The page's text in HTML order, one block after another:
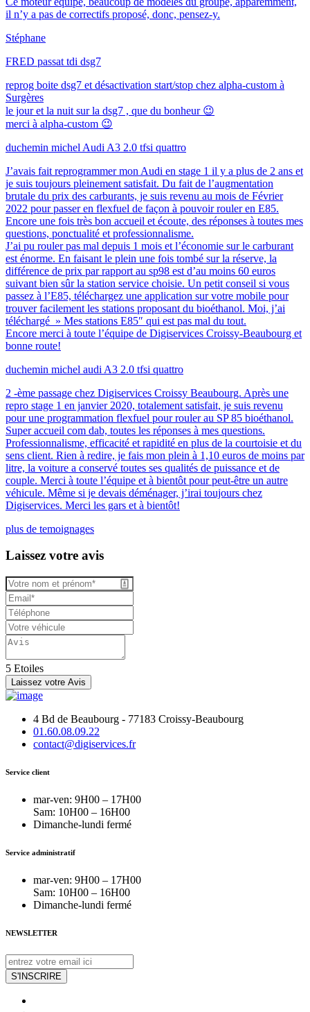
il n’y a pas de correctifs proposé, donc, pensez-y.
Stéphane
FRED passat tdi dsg7
reprog boite dsg7 et désactivation start/stop chez alpha-custom à
Surgères
le jour et la nuit sur la dsg7 , que du bonheur 😉
merci à alpha-custom 😉
duchemin michel Audi A3 2.0 tfsi quattro
J’avais fait reprogrammer mon Audi en stage 1 il y a plus de 2 ans et
je suis toujours pleinement satisfait. Du fait de l’augmentation
brutale du prix des carburants, je suis revenu au mois de Février
2022 pour passer en flexfuel de façon à pouvoir rouler en E85.
Encore une fois très bon accueil et écoute, des réponses à toutes mes
questions, ponctualité et professionnalisme.
J’ai pu rouler pas mal depuis 1 mois et l’économie sur le carburant
est énorme. En faisant le plein une fois tombé sur la réserve, la
différence de prix par rapport au sp98 est d’au moins 60 euros
suivant bien sûr la station service choisie. Un petit conseil si vous
passez à l’E85, téléchargez une application sur votre mobile pour
trouver facilement les stations proposant du bioéthanol. Moi, j’ai
téléchargé » Mes stations E85″ qui est pas mal du tout.
Encore merci à toute l’équipe de Digiservices Croissy-Beaubourg et
bonne route!
duchemin michel audi A3 2.0 tfsi quattro
2 -ème passage chez Digiservices Croissy Beaubourg. Après une
repro stage 1 en janvier 2020, totalement satisfait, je suis revenu
pour une programmation flexfuel pour rouler au SP 85 bioéthanol.
Super accueil com dab, toutes les réponses à mes questions.
Professionnalisme, efficacité et rapidité en plus de la courtoisie et du
sens client. Rien à redire, je fais mon plein à 1,10 euros de moins par
litre, la voiture a conservé toutes ses qualités de puissance et de
couple. Merci à toute l’équipe et à bientôt pour peut-être un autre
véhicule. Même si je devais déménager, j’irai toujours chez
Digiservices. Merci les gars et à bientôt!
plus de temoignages
Laissez votre avis
5 Etoiles
Laissez votre Avis
4 Bd de Beaubourg - 77183 Croissy-Beaubourg
01.60.08.09.22
contact@digiservices.fr
Service client
mar-ven: 9H00 – 17H00
Sam: 10H00 – 16H00
Dimanche-lundi fermé
Service administratif
mar-ven: 9H00 – 17H00
Sam: 10H00 – 16H00
Dimanche-lundi fermé
NEWSLETTER
S'INSCRIRE